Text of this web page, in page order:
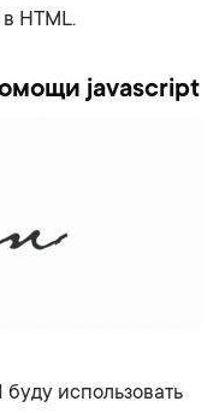
HTML.
javascript
использовать